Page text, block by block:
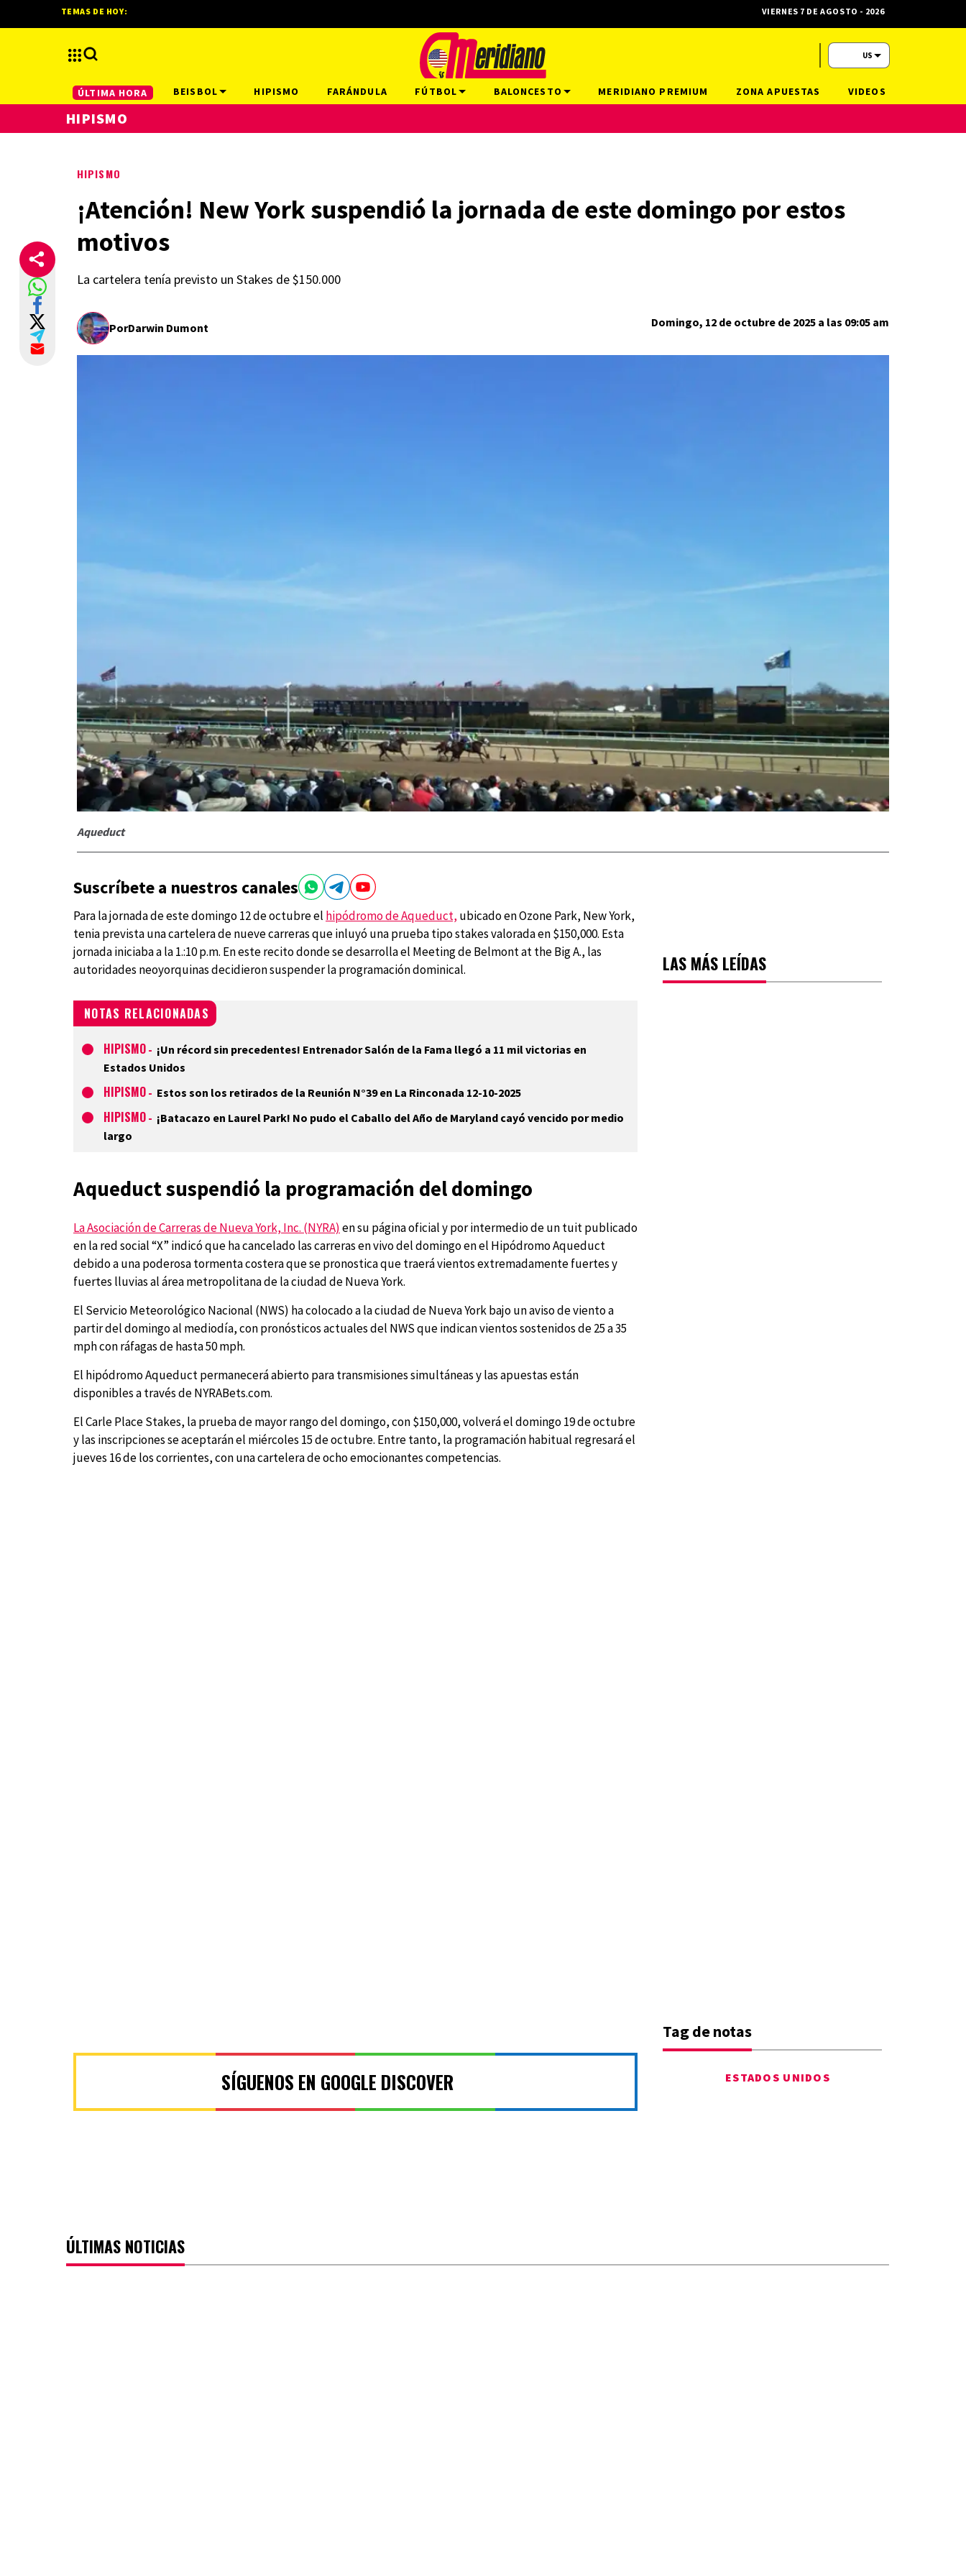
HIPISMO
¡Atención! New York suspendió la jornada de este domingo por estos
motivos
La cartelera tenía previsto un Stakes de $150.000
PorDarwin Dumont Domingo, 12 de octubre de 2025 a las 09:05 am
Aqueduct
Suscríbete a nuestros canales
Para la jornada de este domingo 12 de octubre el hipódromo de Aqueduct, ubicado en Ozone Park, New York,
tenia prevista una cartelera de nueve carreras que inluyó una prueba tipo stakes valorada en $150,000. Esta
jornada iniciaba a la 1.:10 p.m. En este recito donde se desarrolla el Meeting de Belmont at the Big A., las
autoridades neoyorquinas decidieron suspender la programación dominical.
NOTAS RELACIONADAS
HIPISMO - ¡Un récord sin precedentes! Entrenador Salón de la Fama llegó a 11 mil victorias en
Estados Unidos
HIPISMO - Estos son los retirados de la Reunión N°39 en La Rinconada 12-10-2025
HIPISMO - ¡Batacazo en Laurel Park! No pudo el Caballo del Año de Maryland cayó vencido por medio
largo
Aqueduct suspendió la programación del domingo
La Asociación de Carreras de Nueva York, Inc. (NYRA) en su página oficial y por intermedio de un tuit publicado
en la red social “X” indicó que ha cancelado las carreras en vivo del domingo en el Hipódromo Aqueduct
debido a una poderosa tormenta costera que se pronostica que traerá vientos extremadamente fuertes y
fuertes lluvias al área metropolitana de la ciudad de Nueva York.
El Servicio Meteorológico Nacional (NWS) ha colocado a la ciudad de Nueva York bajo un aviso de viento a
partir del domingo al mediodía, con pronósticos actuales del NWS que indican vientos sostenidos de 25 a 35
mph con ráfagas de hasta 50 mph.
El hipódromo Aqueduct permanecerá abierto para transmisiones simultáneas y las apuestas están
disponibles a través de NYRABets.com.
El Carle Place Stakes, la prueba de mayor rango del domingo, con $150,000, volverá el domingo 19 de octubre
y las inscripciones se aceptarán el miércoles 15 de octubre. Entre tanto, la programación habitual regresará el
jueves 16 de los corrientes, con una cartelera de ocho emocionantes competencias.
SÍGUENOS EN GOOGLE DISCOVER
LAS MÁS LEÍDAS
Tag de notas
ESTADOS UNIDOS
ÚLTIMAS NOTICIAS
TEMAS DE HOY: VIERNES 7 DE AGOSTO - 2026
US
ÚLTIMA HORA BEISBOL HIPISMO
HIPISMO
FARÁNDULA FÚTBOL BALONCESTO MERIDIANO PREMIUM ZONA APUESTAS VIDEOS